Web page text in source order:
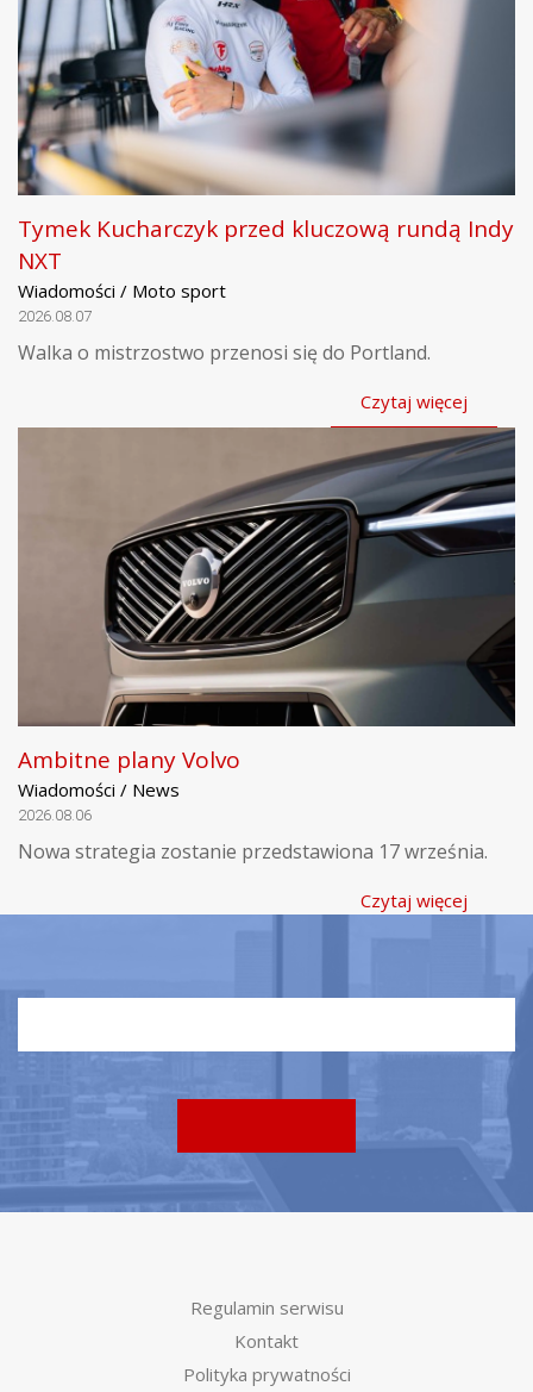
Tymek Kucharczyk przed kluczową rundą Indy
NXT
Wiadomości / Moto sport
2026.08.07
Walka o mistrzostwo przenosi się do Portland.
Czytaj więcej
Ambitne plany Volvo
Wiadomości / News
2026.08.06
Nowa strategia zostanie przedstawiona 17 września.
Czytaj więcej
Regulamin serwisu
Kontakt
Polityka prywatności